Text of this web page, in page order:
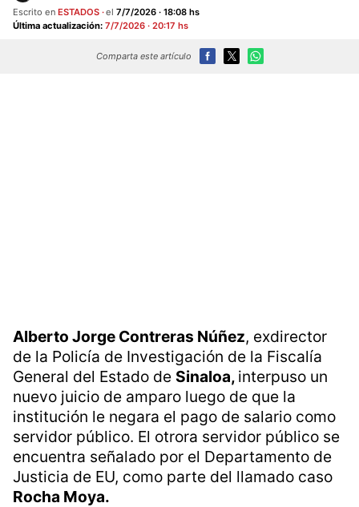
Escrito en ESTADOS el 7/7/2026 · 18:08 hs
Última actualización: 7/7/2026 · 20:17 hs
Comparta este artículo
Alberto Jorge Contreras Núñez, exdirector
de la Policía de Investigación de la Fiscalía
General del Estado de Sinaloa, interpuso un
nuevo juicio de amparo luego de que la
institución le negara el pago de salario como
servidor público. El otrora servidor público se
encuentra señalado por el Departamento de
Justicia de EU, como parte del llamado caso
Rocha Moya.